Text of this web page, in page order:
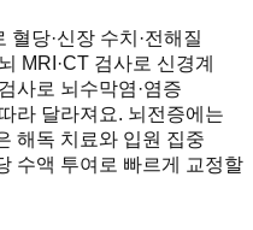
당·신장 수치·전해질
MRI·CT 검사로 신경계
사로 뇌수막염·염증
라 달라져요. 뇌전증에는
해독 치료와 입원 집중
수액 투여로 빠르게 교정할